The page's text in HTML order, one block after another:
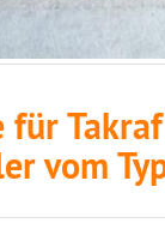
für Takraf
vom